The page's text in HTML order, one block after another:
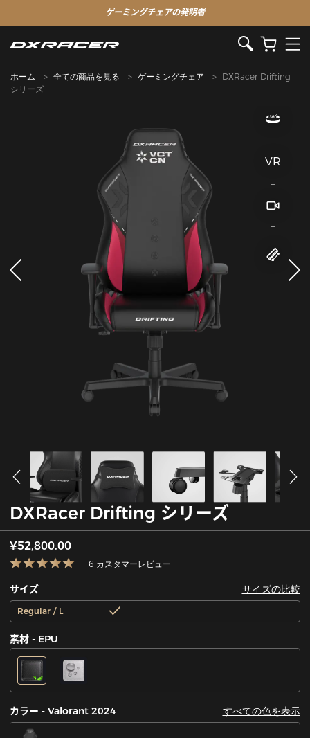
ゲーミングチェアの発明者
ホーム 全ての商品を見る ゲーミングチェア
DXRacer Drifting
シリーズ
VR
DXRacer Drifting シリーズ
¥52,800.00
6 カスタマーレビュー
サイズ サイズの比較
Regular / L
素材 - EPU
カラー - Valorant 2024 すべての色を表示